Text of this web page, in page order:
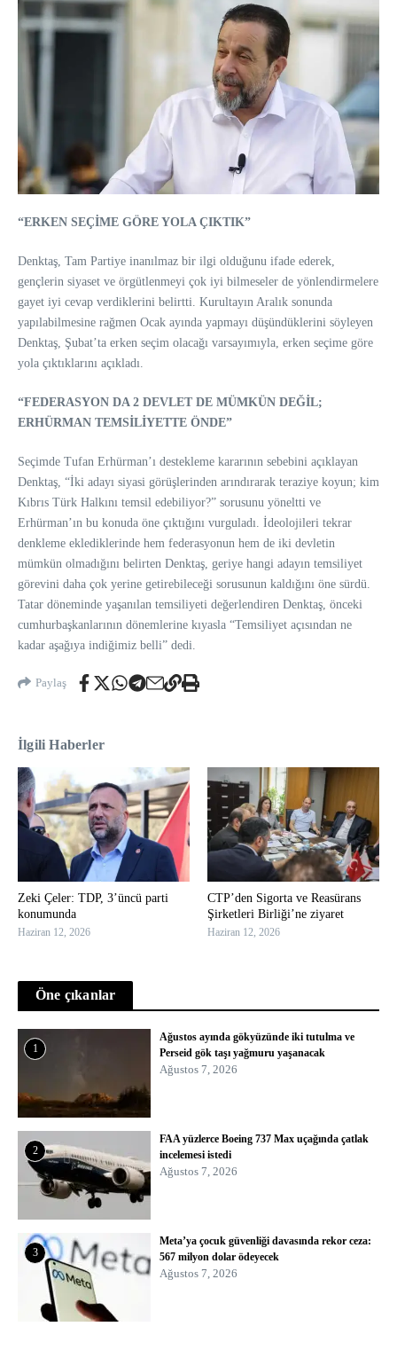
“ERKEN SEÇİME GÖRE YOLA ÇIKTIK”
Denktaş, Tam Partiye inanılmaz bir ilgi olduğunu ifade ederek,
gençlerin siyaset ve örgütlenmeyi çok iyi bilmeseler de yönlendirmelere
gayet iyi cevap verdiklerini belirtti. Kurultayın Aralık sonunda
yapılabilmesine rağmen Ocak ayında yapmayı düşündüklerini söyleyen
Denktaş, Şubat’ta erken seçim olacağı varsayımıyla, erken seçime göre
yola çıktıklarını açıkladı.
“FEDERASYON DA 2 DEVLET DE MÜMKÜN DEĞİL;
ERHÜRMAN TEMSİLİYETTE ÖNDE”
Seçimde Tufan Erhürman’ı destekleme kararının sebebini açıklayan
Denktaş, “İki adayı siyasi görüşlerinden arındırarak teraziye koyun; kim
Kıbrıs Türk Halkını temsil edebiliyor?” sorusunu yöneltti ve
Erhürman’ın bu konuda öne çıktığını vurguladı. İdeolojileri tekrar
denkleme eklediklerinde hem federasyonun hem de iki devletin
mümkün olmadığını belirten Denktaş, geriye hangi adayın temsiliyet
görevini daha çok yerine getirebileceği sorusunun kaldığını öne sürdü.
Tatar döneminde yaşanılan temsiliyeti değerlendiren Denktaş, önceki
cumhurbaşkanlarının dönemlerine kıyasla “Temsiliyet açısından ne
kadar aşağıya indiğimiz belli” dedi.
Paylaş
İlgili Haberler
Zeki Çeler: TDP, 3’üncü parti
konumunda
Haziran 12, 2026
CTP’den Sigorta ve Reasürans
Şirketleri Birliği’ne ziyaret
Haziran 12, 2026
Öne çıkanlar
1
Ağustos ayında gökyüzünde iki tutulma ve
Perseid gök taşı yağmuru yaşanacak
Ağustos 7, 2026
2
FAA yüzlerce Boeing 737 Max uçağında çatlak
incelemesi istedi
Ağustos 7, 2026
3
Meta’ya çocuk güvenliği davasında rekor ceza:
567 milyon dolar ödeyecek
Ağustos 7, 2026